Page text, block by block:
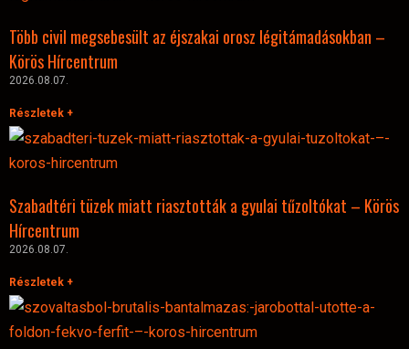
Több civil megsebesült az éjszakai orosz légitámadásokban –
Körös Hírcentrum
2026.08.07.
Részletek +
Szabadtéri tüzek miatt riasztották a gyulai tűzoltókat – Körös
Hírcentrum
2026.08.07.
Részletek +